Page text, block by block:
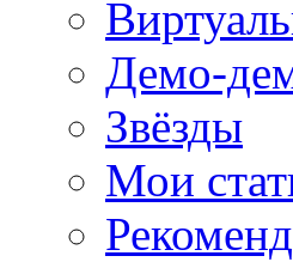
Демо-
Звёзды
Мои